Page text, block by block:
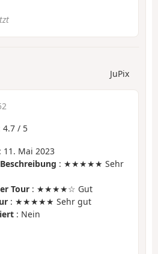
JuPix
4.7 / 5
: 11. Mai 2023
: ★★★★★ Sehr
Tour : ★★★★☆ Gut
: ★★★★★ Sehr gut
: Nein